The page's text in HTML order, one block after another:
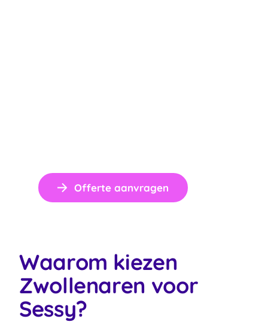
Offerte aanvragen
Waarom kiezen
Zwollenaren voor
Sessy?